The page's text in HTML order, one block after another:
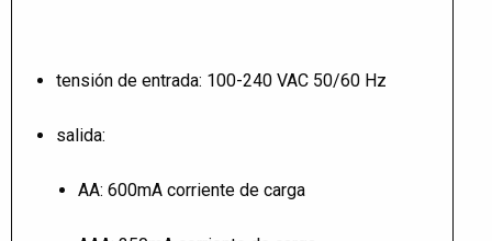
tensión de entrada: 100-240 VAC 50/60 Hz
salida:
AA: 600mA corriente de carga